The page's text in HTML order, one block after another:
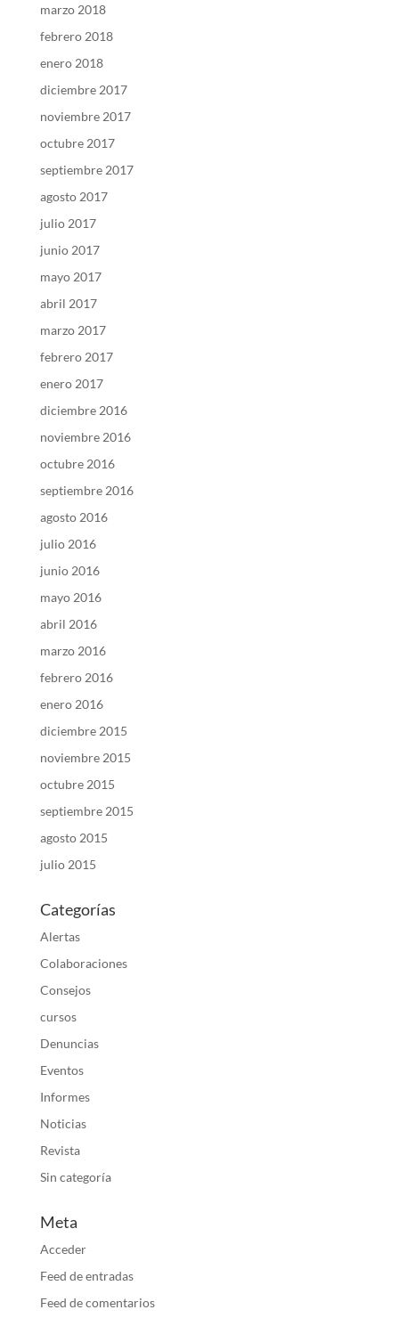
marzo 2018
febrero 2018
enero 2018
diciembre 2017
noviembre 2017
octubre 2017
septiembre 2017
agosto 2017
julio 2017
junio 2017
mayo 2017
abril 2017
marzo 2017
febrero 2017
enero 2017
diciembre 2016
noviembre 2016
octubre 2016
septiembre 2016
agosto 2016
julio 2016
junio 2016
mayo 2016
abril 2016
marzo 2016
febrero 2016
enero 2016
diciembre 2015
noviembre 2015
octubre 2015
septiembre 2015
agosto 2015
julio 2015
Categorías
Alertas
Colaboraciones
Consejos
cursos
Denuncias
Eventos
Informes
Noticias
Revista
Sin categoría
Meta
Acceder
Feed de entradas
Feed de comentarios